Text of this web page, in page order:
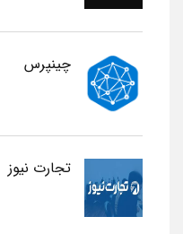
چینپرس
تجارت نیوز